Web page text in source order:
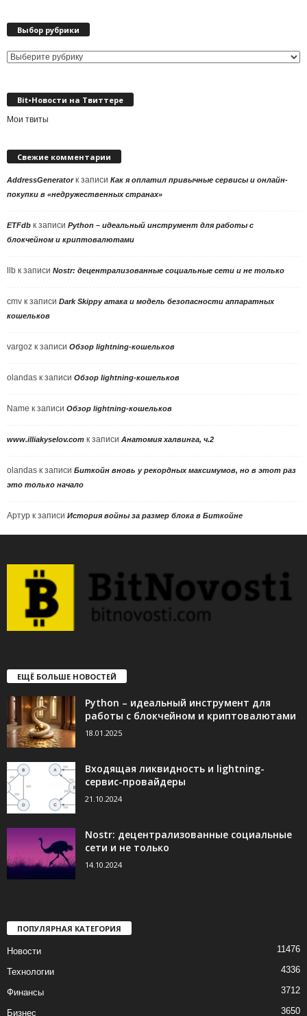
Выбор рубрики
Выбор
Bit•Новости на Твиттере
Мои твиты
Свежие комментарии
AddressGeneratorк записи Как я оплатил привычные сервисы и онлайн-
покупки в «недружественных странах»
ETFdb к записи Python – идеальный инструмент для работы с
блокчейном и криптовалютами
llb к записи Nostr: децентрализованные социальные сети и не только
cmv к записи Dark Skippy атака и модель безопасности аппаратных
кошельков
vargoz к записи Обзор lightning-кошельков
olandas к записи Обзор lightning-кошельков
Name к записи Обзор lightning-кошельков
www.illiakyselov.com к записи Анатомия халвинга, ч.2
olandas к записи Биткойн вновь у рекордных максимумов, но в этот раз
это только начало
Артур к записи История войны за размер блока в Биткойне
ЕЩЁ БОЛЬШЕ НОВОСТЕЙ
Python – идеальный инструмент для
работы с блокчейном и криптовалютами
18.01.2025
Входящая ликвидность и lightning-
сервис-провайдеры
21.10.2024
Nostr: децентрализованные социальные
сети и не только
14.10.2024
ПОПУЛЯРНАЯ КАТЕГОРИЯ
Новости 11476
Технологии 4336
Финансы 3712
Бизнес 3650